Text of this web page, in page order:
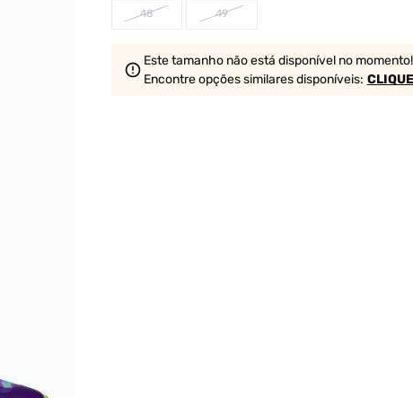
48 49
Este tamanho não está disponível no momento!
Encontre opções similaresdisponíveis: